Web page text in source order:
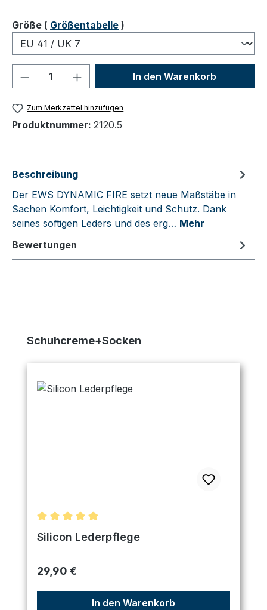
Größeauswählen
( Größentabelle )
Produkt Anzahl: Gib denIn den Warenkorb
Zum Merkzettel hinzufügen
Produktnummer: 2120.5
Beschreibung
Der EWS DYNAMIC FIRE setzt neue Maßstäbe in
Sachen Komfort, Leichtigkeit und Schutz. Dank
seines softigen Leders und des erg… Mehr
Bewertungen
Produktgalerie überspringen
Schuhcreme+Socken
Durchschnittliche Bewertung von 5 von 5 Sternen
Silicon Lederpflege
Regulärer Preis:
29,90 €
In den Warenkorb